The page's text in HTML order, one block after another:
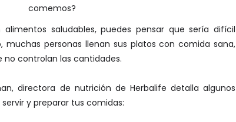
comemos?
saludables, puedes pensar que sería difícil
muchas personas llenan sus platos con comida sana,
no controlan las cantidades.
directora de nutrición de Herbalife detalla algunos
y preparar tus comidas: